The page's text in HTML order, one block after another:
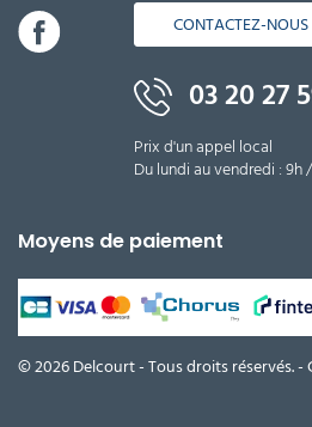
CONTACTEZ-NOUS
03 20 27
Prix d'un appel local
Du lundi au vendredi : 9h /
Moyens de paiement
© 2026 Delcourt - Tous droits réservés. -